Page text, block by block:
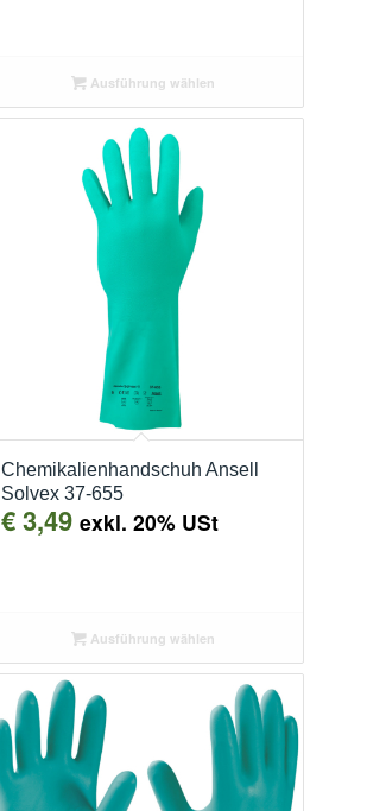
Ausführung wählen
Chemikalienhandschuh Ansell
Solvex 37-655
€3,49 exkl. 20% USt
Ausführung wählen